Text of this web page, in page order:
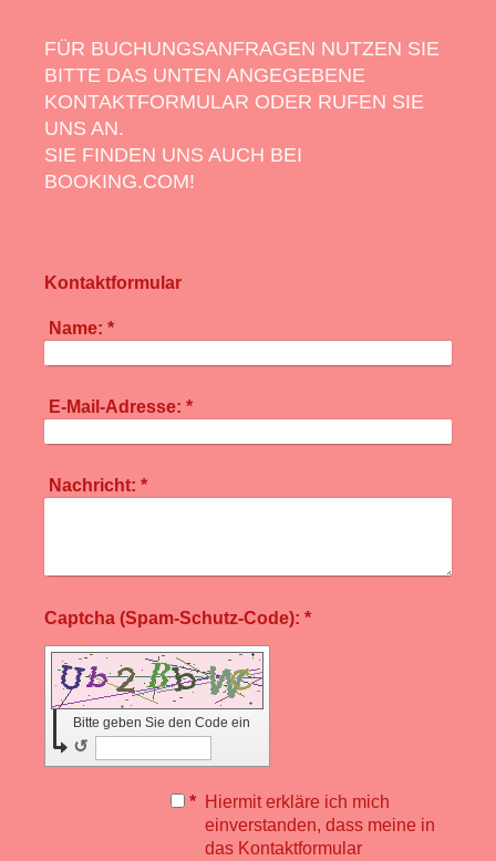
FÜR BUCHUNGSANFRAGEN NUTZEN SIE
BITTE DAS UNTEN ANGEGEBENE
KONTAKTFORMULAR ODER RUFEN SIE
UNS AN.
SIE FINDEN UNS AUCH BEI
BOOKING.COM!
Kontaktformular
Name: *
E-Mail-Adresse: *
Nachricht: *
Captcha (Spam-Schutz-Code): *
Bitte geben Sie den Code ein
↺
*
Hiermit erkläre ich mich
einverstanden, dass meine in
das Kontaktformular